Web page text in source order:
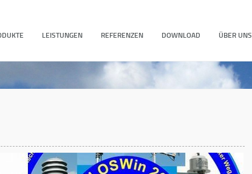
LEISTUNGEN REFERENZEN DOWNLOAD ÜBER UNS